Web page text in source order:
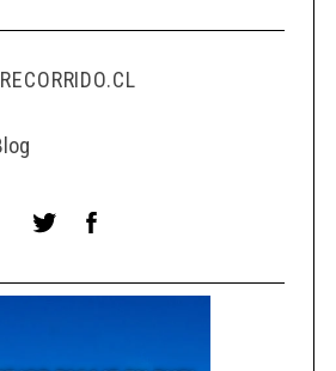
RECORRIDO.CL